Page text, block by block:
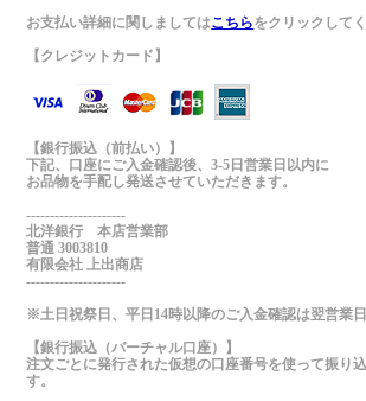
お支払い詳細に関しましてはこちらをクリックしてく
【クレジットカード】
【銀行振込（前払い）】
下記、口座にご入金確認後、3-5日営業日以内に
お品物を手配し発送させていただきます。
---------------------
北洋銀行 本店営業部
普通 3003810
有限会社 上出商店
---------------------
※土日祝祭日、平日14時以降のご入金確認は翌営業日
【銀行振込（バーチャル口座）】
注文ごとに発行された仮想の口座番号を使って振り
す。